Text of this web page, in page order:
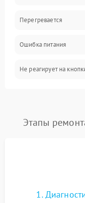
Перегревается
Ошибка питания
Не реагирует на
Этапы
1.